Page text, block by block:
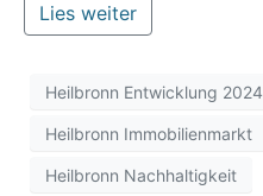
Lies weiter
Heilbronn Entwicklung 2024
Heilbronn Immobilienmarkt
Heilbronn Nachhaltigkeit